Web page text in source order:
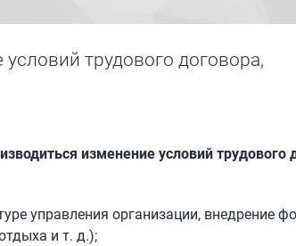
трудового договора,
изменение условий трудового
управления организации, внедрение
и т. д.);